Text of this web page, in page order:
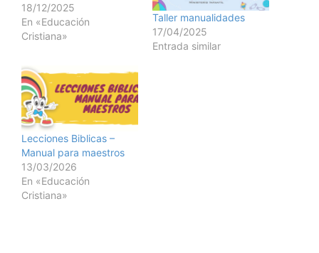
18/12/2025
En «Educación
Cristiana»
Taller manualidades
17/04/2025
Entrada similar
Lecciones Biblicas –
Manual para maestros
13/03/2026
En «Educación
Cristiana»